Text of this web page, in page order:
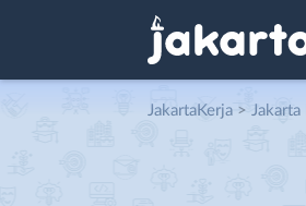
JakartaKerja > Jakarta